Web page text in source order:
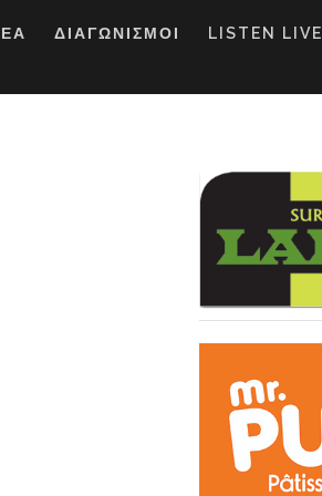
ΔΙΑΓΩΝΙΣΜΟΙ LISTEN LIVE